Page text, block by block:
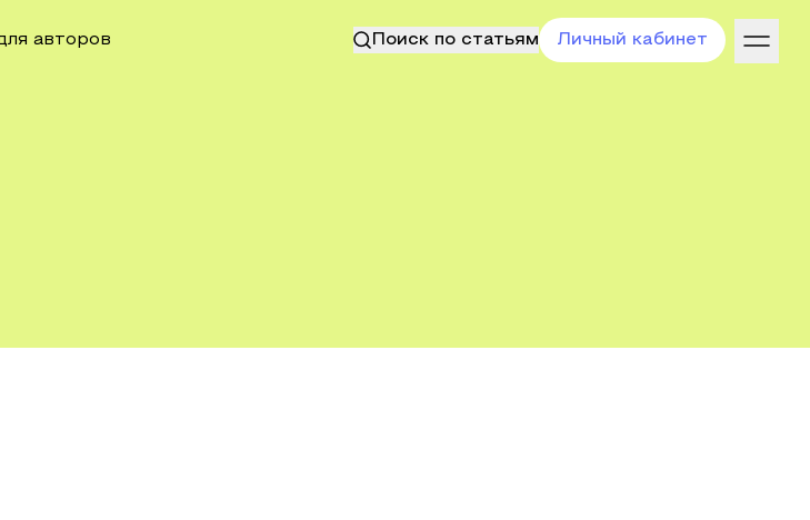
авторов Поиск по статьям Личный кабинет